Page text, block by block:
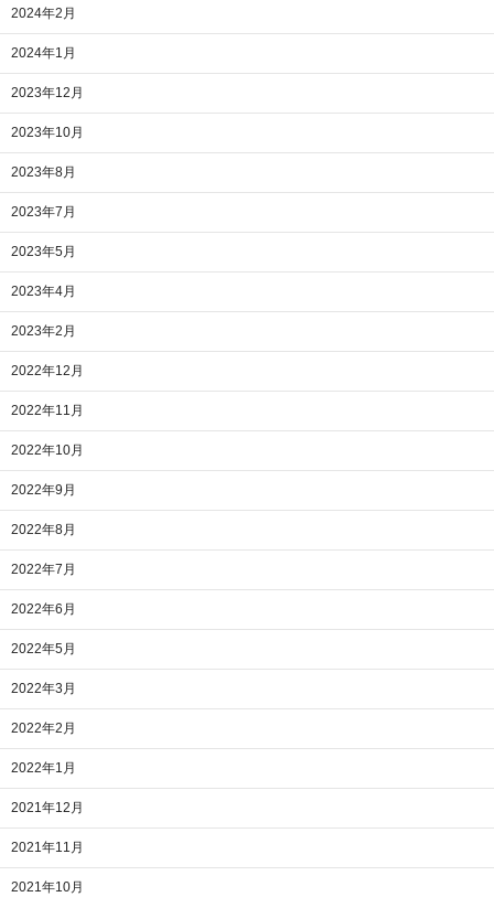
2024年2月
2024年1月
2023年12月
2023年10月
2023年8月
2023年7月
2023年5月
2023年4月
2023年2月
2022年12月
2022年11月
2022年10月
2022年9月
2022年8月
2022年7月
2022年6月
2022年5月
2022年3月
2022年2月
2022年1月
2021年12月
2021年11月
2021年10月